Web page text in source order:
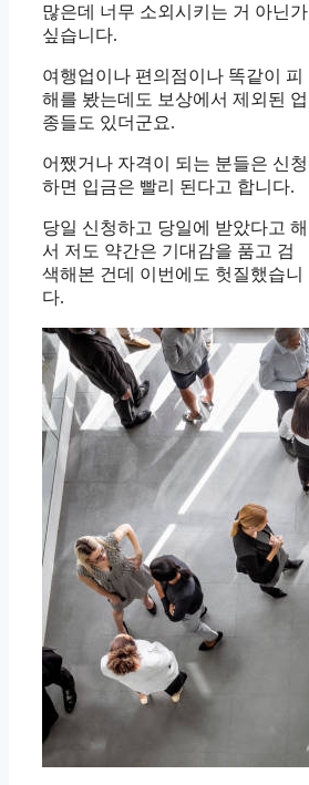
많은데 너무 소외시키는 거 아닌가
싶습니다.
여행업이나 편의점이나 똑같이 피
해를 봤는데도 보상에서 제외된 업
종들도 있더군요.
어쨌거나 자격이 되는 분들은 신청
하면 입금은 빨리 된다고 합니다.
당일 신청하고 당일에 받았다고 해
서 저도 약간은 기대감을 품고 검
색해본 건데 이번에도 헛질했습니
다.